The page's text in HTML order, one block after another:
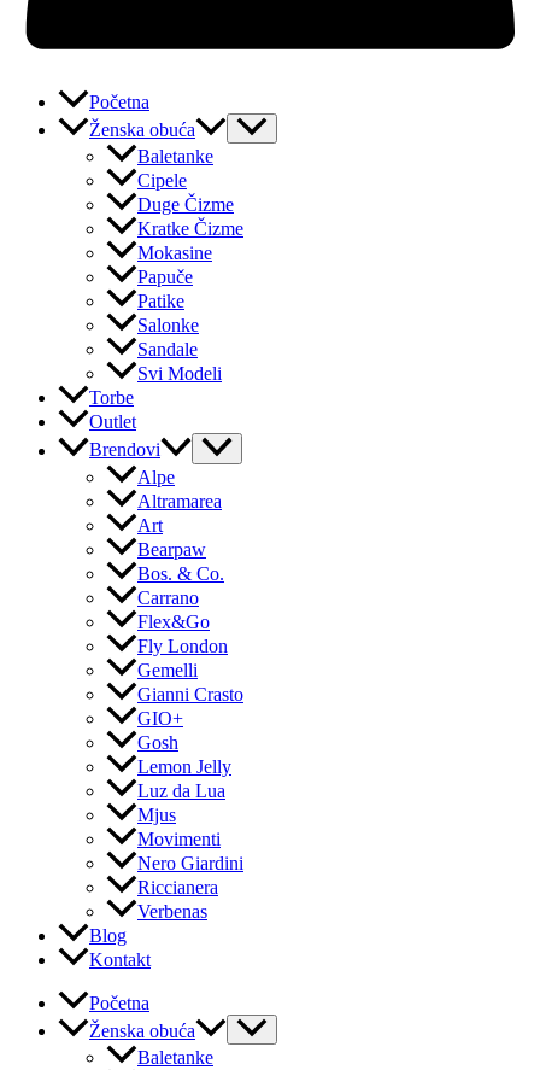
Početna
Ženska obuća
Baletanke
Cipele
Duge Čizme
Kratke Čizme
Mokasine
Papuče
Patike
Salonke
Sandale
Svi Modeli
Torbe
Outlet
Brendovi
Alpe
Altramarea
Art
Bearpaw
Bos. & Co.
Carrano
Flex&Go
Fly London
Gemelli
Gianni Crasto
GIO+
Gosh
Lemon Jelly
Luz da Lua
Mjus
Movimenti
Nero Giardini
Riccianera
Verbenas
Blog
Kontakt
Početna
Ženska obuća
Baletanke